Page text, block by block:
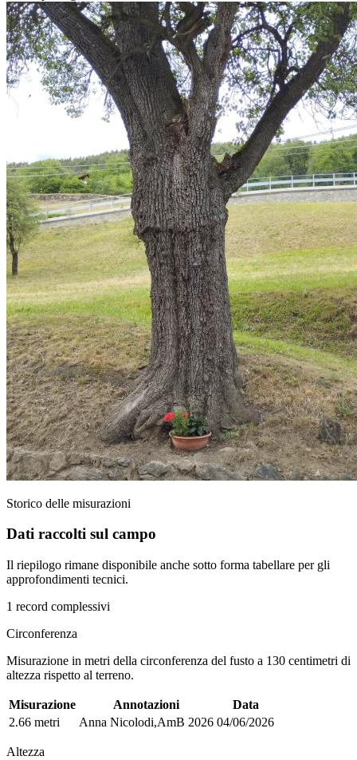
Storico delle misurazioni
Dati raccolti sul campo
Il riepilogo rimane disponibile anche sotto forma tabellare per gli
approfondimenti tecnici.
1 record complessivi
Circonferenza
Misurazione in metri della circonferenza del fusto a 130 centimetri di
altezza rispetto al terreno.
Misurazione Annotazioni
Data
2.66 metri
Anna Nicolodi,AmB 2026 04/06/2026
Altezza